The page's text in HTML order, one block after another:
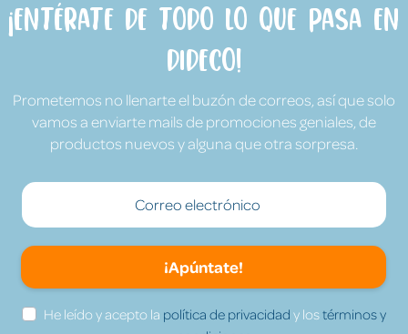
¡Entérate de todo lo que pasa en
Dideco!
Prometemos no llenarte el buzón de correos, así que solo
vamos a enviarte mails de promociones geniales, de
productos nuevos y alguna que otra sorpresa.
¡Apúntate!
He leído y acepto la política de privacidad y lostérminos y